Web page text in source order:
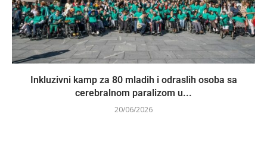
Inkluzivni kamp za 80 mladih i odraslih osoba sa
cerebralnom paralizom u...
20/06/2026